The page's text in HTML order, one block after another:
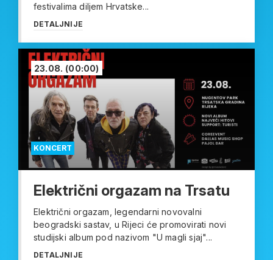
festivalima diljem Hrvatske...
DETALJNIJE
KONCERT
23.08. (00:00)
Električni orgazam na Trsatu
Električni orgazam, legendarni novovalni
beogradski sastav, u Rijeci će promovirati novi
studijski album pod nazivom "U magli sjaj"...
DETALJNIJE